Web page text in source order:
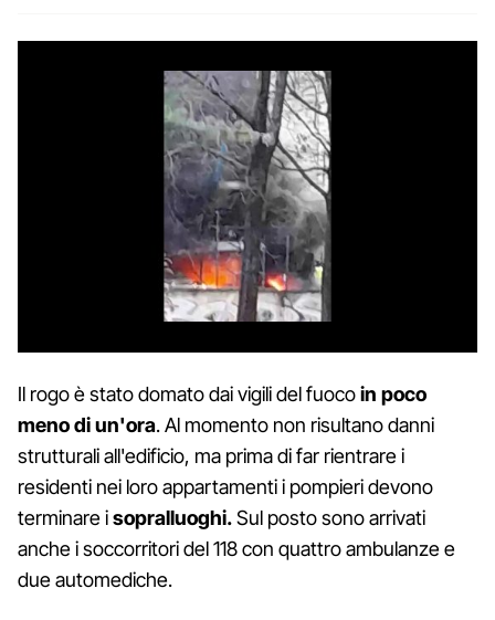
Il rogo è stato domato dai vigili del fuocoin poco
meno di un'ora. Al momento non risultano danni
strutturali all'edificio, ma prima di far rientrare i
residenti nei loro appartamenti i pompieri devono
terminare isopralluoghi.Sul posto sono arrivati
anche i soccorritori del 118 con quattro ambulanze e
due automediche.